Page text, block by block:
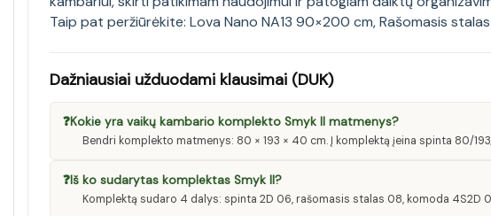
Taip pat peržiūrėkite: Lova Nano NA13 90×200 cm,Rašomasis
Dažniausiai užduodami klausimai (DUK)
❓Kokie yra vaikų kambario komplekto Smyk II matmenys?
Bendri komplekto matmenys: 80 × 193 × 40 cm. Į komplektą įeina spinta 80/
❓Iš ko sudarytas komplektas Smyk II?
Komplektą sudaro 4 dalys: spinta 2D 06, rašomasis stalas 08, komoda 4S2D